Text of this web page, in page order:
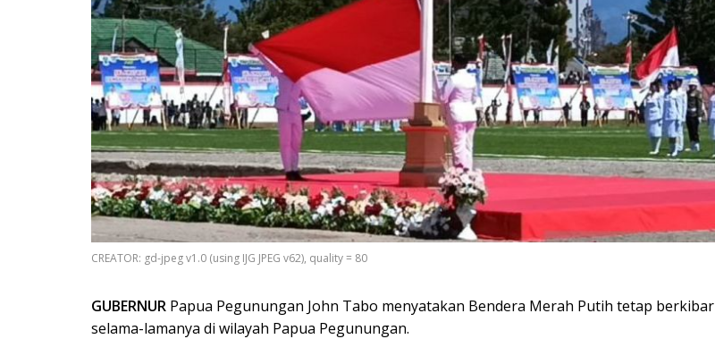
CREATOR: gd-jpeg v1.0 (using IJG JPEG v62), quality = 80
GUBERNUR Papua Pegunungan John Tabo menyatakan Bendera Merah Putih tetap berkibar
selama-lamanya di wilayah Papua Pegunungan.